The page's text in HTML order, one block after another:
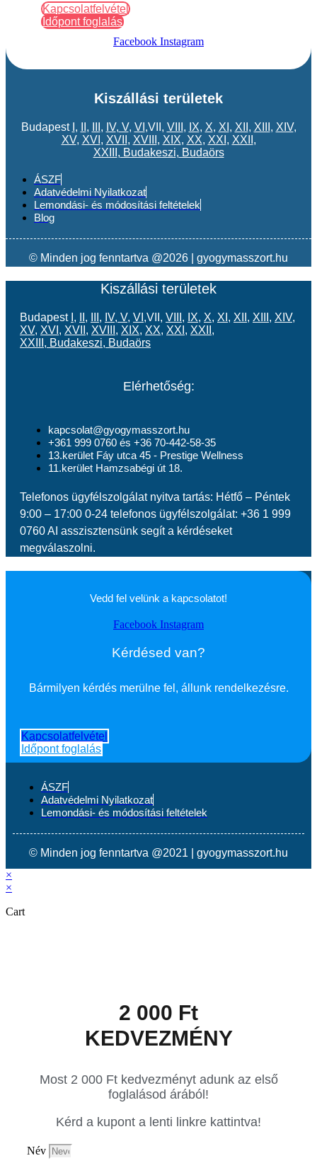
Kapcsolatfelvétel
Időpont foglalás
Facebook Instagram
Kiszállási területek
Budapest , , , IV, V, VI ,VII, VIII , IX, X, XI , XII , XIII , XIV,
XV, XVI , XVII , XVIII , XIX, XX, XXI , XXII ,
XXIII , Budakeszi, Budaörs
ÁSZF
Adatvédelmi Nyilatkozat
Lemondási- és módosítási feltételek
Blog
© Minden jog fenntartva @2026 | gyogymasszort.hu
Kiszállási területek
Budapest , , , IV, V, VI ,VII, VIII , IX, X, XI , XII , XIII , XIV,
XV, XVI , XVII , XVIII , XIX, XX, XXI , XXII ,
XXIII , Budakeszi, Budaörs
Elérhetőség:
kapcsolat@gyogymasszort.hu
+361 999 0760 és +36 70-442-58-35
13.kerület Fáy utca 45 - Prestige Wellness
11.kerület Hamzsabégi út 18.
Telefonos ügyfélszolgálat nyitva tartás: Hétfő – Péntek
9:00 – 17:00 0-24 telefonos ügyfélszolgálat: +36 1 999
0760 AI asszisztensünk segít a kérdéseket
megválaszolni.
Vedd fel velünk a kapcsolatot!
Facebook Instagram
Kérdésed van?
Bármilyen kérdés merülne fel, állunk rendelkezésre.
Kapcsolatfelvétel
Időpont foglalás
ÁSZF
Adatvédelmi Nyilatkozat
Lemondási- és módosítási feltételek
© Minden jog fenntartva @2021 | gyogymasszort.hu
×
×
Cart
2 000 Ft
KEDVEZMÉNY
Most 2 000 Ft kedvezményt adunk az első
foglalásod árából!
Kérd a kupont a lenti linkre kattintva!
Név